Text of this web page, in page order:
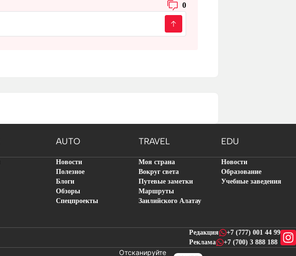
0
AUTO TRAVEL EDU
Новости
Полезное
Блоги
Обзоры
Спецпроекты
Моя страна
Вокруг света
Путевые заметки
Маршруты
Заилийского Алатау
Новости
Образование
Учебные заведения
Редакция
+7 (777) 001 44 99
Реклама
+7 (700) 3 888 188
Отсканируйте